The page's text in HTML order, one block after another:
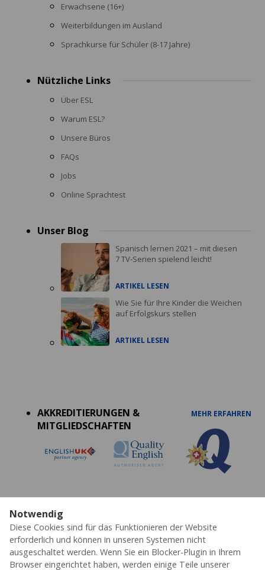
Notwendig
Diese Cookies sind für das Funktionieren der Website
erforderlich und können in unseren Systemen nicht
ausgeschaltet werden. Wenn Sie ein Blocker-Plugin in Ihrem
Browser eingerichtet haben, werden einige Teile unserer
Erwachsene (16+)
Weiterbildungen im Ausland
Sprachkurse für Schüler (8-17 Jahre)
Nützliche Links
Über ESL
Warum ESL?
Unsere Büros
FAQs
Jobs
Online Sprachtest
Unser Blog
Spanisch lernen 2021 – mit diesen
7 TV-Serien spielend leicht!
ARTIKEL LESEN
Wie Sie für Ihre Kinder die Weichen
auf Erfolgskurs stellen
ARTIKEL LESEN
AKKREDITIERUNGEN &
MITGLIEDSCHAFTEN
MEHR ERFAHREN
Datenschutz Cookies AGB's Impressum
Partner
Erklärung zur Barrierefreiheit
© 2026 ESL – Alle Rechte vorbehalten